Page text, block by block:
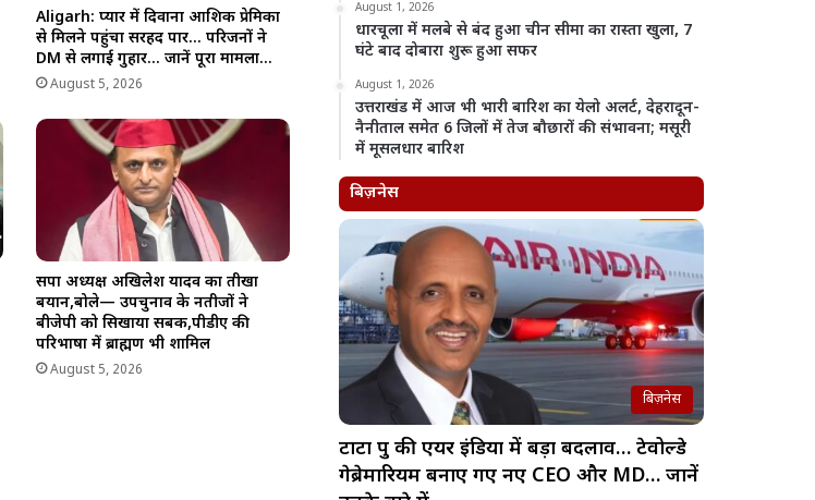
Aligarh: प्यार में दिवाना आशिक प्रेमिका
से मिलने पहुंचा सरहद पार… परिजनों ने
DM से लगाई गुहार… जानें पूरा मामला…
August 5, 2026
सपा अध्यक्ष अखिलेश यादव का तीखा
बयान,बोले— उपचुनाव के नतीजों ने
बीजेपी को सिखाया सबक,पीडीए की
परिभाषा में ब्राह्मण भी शामिल
August 5, 2026
August 1, 2026
धारचूला में मलबे से बंद हुआ चीन सीमा का रास्ता खुला, 7
घंटे बाद दोबारा शुरू हुआ सफर
August 1, 2026
उत्तराखंड में आज भी भारी बारिश का येलो अलर्ट, देहरादून-
नैनीताल समेत 6 जिलों में तेज बौछारों की संभावना; मसूरी
में मूसलधार बारिश
बिज़नेस
बिज़नेस
टाटा ग्रुप की एयर इंडिया में बड़ा बदलाव… टेवोल्डे
गेब्रेमारियम बनाए गए नए CEO और MD… जानें